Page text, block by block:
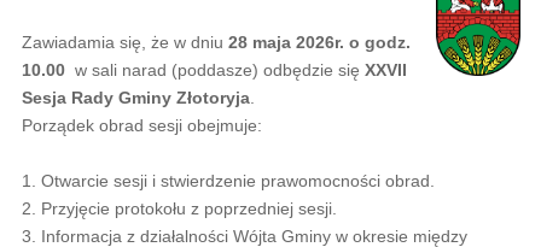
Zawiadamia się, że w dniu 28 maja 2026r. o godz.
10.00 w sali narad (poddasze) odbędzie się XXVII
Sesja Rady Gminy Złotoryja.
Porządek obrad sesji obejmuje:
1. Otwarcie sesji i stwierdzenie prawomocności obrad.
2. Przyjęcie protokołu z poprzedniej sesji.
3. Informacja z działalności Wójta Gminy w okresie między